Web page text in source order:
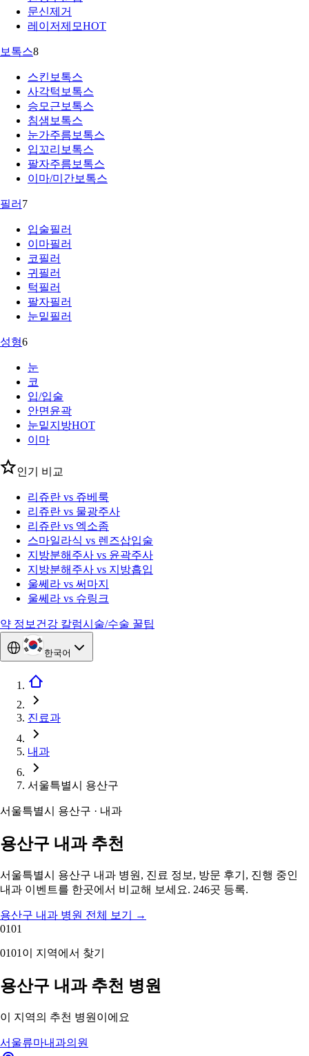
문신제거
레이저제모HOT
보톡스8
스킨보톡스
사각턱보톡스
승모근보톡스
침샘보톡스
눈가주름보톡스
입꼬리보톡스
팔자주름보톡스
이마/미간보톡스
필러 7
입술필러
이마필러
코필러
귀필러
턱필러
팔자필러
눈밑필러
성형6
눈
코
입/입술
안면윤곽
눈밑지방HOT
이마
인기 비교
리쥬란 vs 쥬베룩
리쥬란 vs 물광주사
리쥬란 vs 엑소좀
스마일라식 vs 렌즈삽입술
지방분해주사 vs 윤곽주사
지방분해주사 vs 지방흡입
울쎄라 vs 써마지
울쎄라 vs 슈링크
약 정보 건강 칼럼시술/수술 꿀팁
한국어
진료과
내과
서울특별시 용산구
서울특별시 용산구 · 내과
용산구 내과 추천
서울특별시 용산구 내과 병원, 진료 정보, 방문 후기, 진행 중인
내과 이벤트를 한곳에서 비교해 보세요. 246곳 등록.
용산구 내과 병원 전체 보기
→
0101
0101 이 지역에서 찾기
용산구 내과 추천 병원
이 지역의 추천 병원이에요
서울류마내과의원